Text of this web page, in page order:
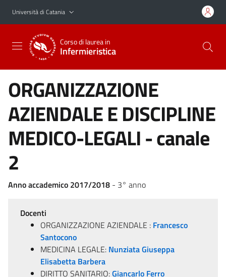
Vai al contenuto principale
Vai al menu di navigazione
Università di Catania
Corso di laurea in
Infermieristica
ORGANIZZAZIONE
AZIENDALE E DISCIPLINE
MEDICO-LEGALI - canale
2
Anno accademico 2017/2018 - 3° anno
Docenti
ORGANIZZAZIONE AZIENDALE : Francesco
Santocono
MEDICINA LEGALE: Nunziata Giuseppa
Elisabetta Barbera
DIRITTO SANITARIO:Giancarlo Ferro